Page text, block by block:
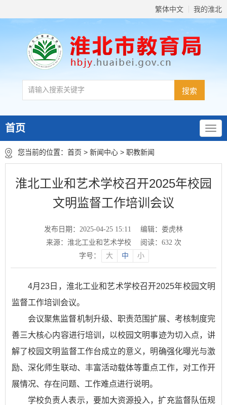
繁体中文 我的淮北
首页
您当前的位置： 首页 > 新闻中心 > 职教新闻
淮北工业和艺术学校召开2025年校园
文明监督工作培训会议
发布日期：2025-04-25 15:11
编辑：娄虎林
来源：淮北工业和艺术学校
阅读： 632次
字号：
大 中 小
4月23日，淮北工业和艺术学校召开2025年校园文明
监督工作培训会议。
会议聚焦监督机制升级、职责范围扩展、考核制度完
善三大核心内容进行培训，以校园文明事迹为切入点，讲
解了校园文明监督工作台成立的意义，明确强化曝光与激
励、深化师生联动、丰富活动载体等重点工作，对工作开
展情况、存在问题、工作难点进行说明。
学校负责人表示，要加大资源投入，扩充监督队伍规